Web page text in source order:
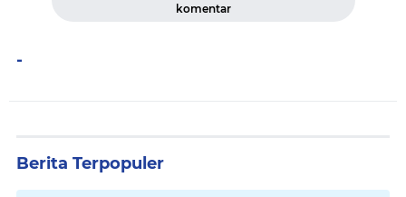
komentar
-
Berita Terpopuler